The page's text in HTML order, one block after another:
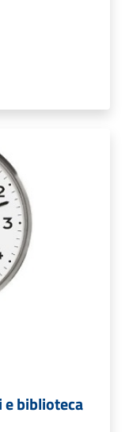
biblioteca